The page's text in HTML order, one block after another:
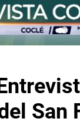
San